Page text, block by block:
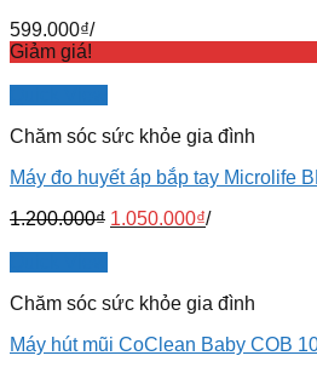
599.000₫/
Giảm giá!
Chăm sóc sức khỏe gia đình
Máy đo huyết áp bắp tay Microlife
1.200.000₫ 1.050.000₫/
Chăm sóc sức khỏe gia đình
Máy hút mũi CoClean Baby COB